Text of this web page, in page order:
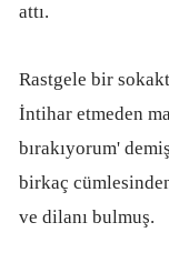
attı.
Rastgele bir
İntihar etmeden
bırakıyorum'
birkaç
ve dilanı bulmuş.